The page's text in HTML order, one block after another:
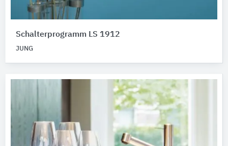
Schalterprogramm LS 1912
JUNG